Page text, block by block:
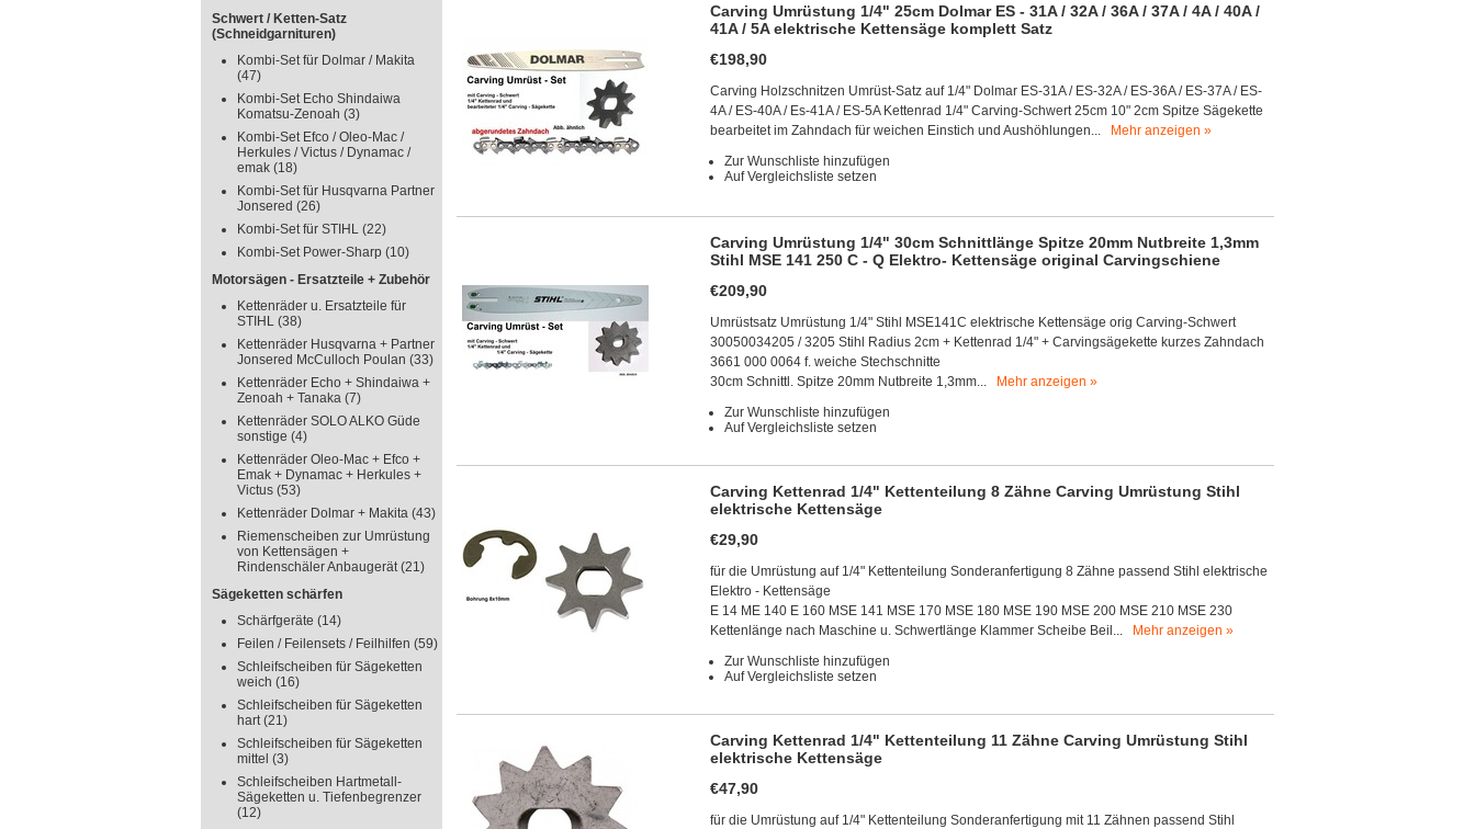
Schwert / Ketten-Satz
(Schneidgarnituren)
Kombi-Set für Dolmar / Makita
(47)
Kombi-Set Echo Shindaiwa
Komatsu-Zenoah (3)
Kombi-Set Efco / Oleo-Mac /
Herkules / Victus / Dynamac /
emak (18)
Kombi-Set für Husqvarna Partner
Jonsered (26)
Kombi-Set für STIHL (22)
Kombi-Set Power-Sharp (10)
Motorsägen - Ersatzteile + Zubehör
Kettenräder u. Ersatzteile für
STIHL (38)
Kettenräder Husqvarna + Partner
Jonsered McCulloch Poulan (33)
Kettenräder Echo + Shindaiwa +
Zenoah + Tanaka (7)
Kettenräder SOLO ALKO Güde
sonstige (4)
Kettenräder Oleo-Mac + Efco +
Emak + Dynamac + Herkules +
Victus (53)
Kettenräder Dolmar + Makita (43)
Riemenscheiben zur Umrüstung
von Kettensägen +
Rindenschäler Anbaugerät(21)
Sägeketten schärfen
Schärfgeräte (14)
Feilen / Feilensets / Feilhilfen (59)
Schleifscheiben für Sägeketten
weich (16)
Schleifscheiben für Sägeketten
hart(21)
Schleifscheiben für Sägeketten
mittel (3)
Schleifscheiben Hartmetall-
Sägeketten u. Tiefenbegrenzer
(12)
Carving Umrüstung 1/4" 25cm Dolmar ES - 31A / 32A / 36A / 37A / 4A / 40A /
41A / 5A elektrische Kettensäge komplett Satz
€198,90
Carving Holzschnitzen Umrüst-Satz auf 1/4" Dolmar ES-31A / ES-32A / ES-36A / ES-37A / ES-
4A / ES-40A / Es-41A / ES-5A Kettenrad 1/4" Carving-Schwert 25cm 10" 2cm Spitze Sägekette
bearbeitet im Zahndach für weichen Einstich und Aushöhlungen...
Mehr anzeigen »
Zur Wunschliste hinzufügen
Auf Vergleichsliste setzen
Carving Umrüstung 1/4" 30cm Schnittlänge Spitze 20mm Nutbreite 1,3mm
Stihl MSE 141 250 C - Q Elektro- Kettensäge original Carvingschiene
€209,90
Umrüstsatz Umrüstung 1/4" Stihl MSE141C elektrische Kettensäge orig Carving-Schwert
30050034205 / 3205 Stihl Radius 2cm + Kettenrad 1/4" + Carvingsägekette kurzes Zahndach
3661 000 0064 f. weiche Stechschnitte
30cm Schnittl. Spitze 20mm Nutbreite 1,3mm...
Mehr anzeigen »
Zur Wunschliste hinzufügen
Auf Vergleichsliste setzen
Carving Kettenrad 1/4" Kettenteilung 8 Zähne Carving Umrüstung Stihl
elektrische Kettensäge
€29,90
für die Umrüstung auf 1/4" Kettenteilung Sonderanfertigung 8 Zähne passend Stihl elektrische
Elektro - Kettensäge
E 14 ME 140 E 160 MSE 141 MSE 170 MSE 180 MSE 190 MSE 200 MSE 210 MSE 230
Kettenlänge nach Maschine u. Schwertlänge Klammer Scheibe Beil...
Mehr anzeigen »
Zur Wunschliste hinzufügen
Auf Vergleichsliste setzen
Carving Kettenrad 1/4" Kettenteilung 11 Zähne Carving Umrüstung Stihl
elektrische Kettensäge
€47,90
für die Umrüstung auf 1/4" Kettenteilung Sonderanfertigung mit 11 Zähnen passend Stihl